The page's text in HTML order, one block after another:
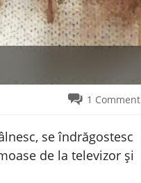
1 Comment
se îndrăgostesc
de la televizor și